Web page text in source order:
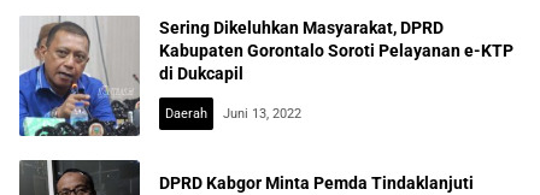
Sering Dikeluhkan Masyarakat, DPRD
Kabupaten Gorontalo Soroti Pelayanan e-KTP
di Dukcapil
Daerah Juni 13, 2022
DPRD Kabgor Minta Pemda Tindaklanjuti